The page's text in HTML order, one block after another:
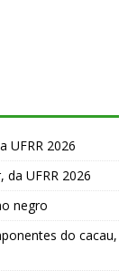
UFRR 2026
UFRR 2026
negro
do cacau,